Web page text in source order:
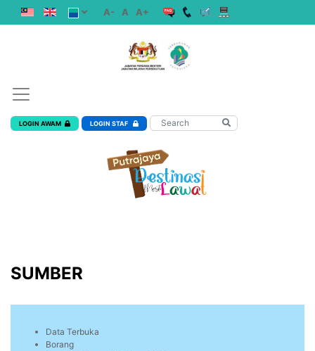
A- A A+
LOGIN AWAM LOGIN STAF
SUMBER
Data Terbuka
Borang